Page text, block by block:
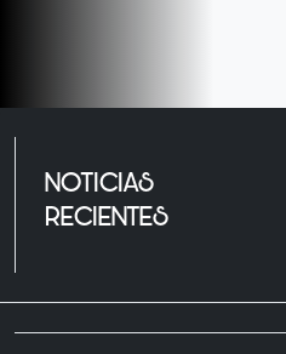
NOTICIAS
RECIENTES